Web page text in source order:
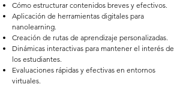
Cómo estructurar contenidos breves y efectivos.
Aplicación de herramientas digitales para
nanolearning.
Creación de rutas de aprendizaje personalizadas.
Dinámicas interactivas para mantener el interés de
los estudiantes.
Evaluaciones rápidas y efectivas en entornos
virtuales.